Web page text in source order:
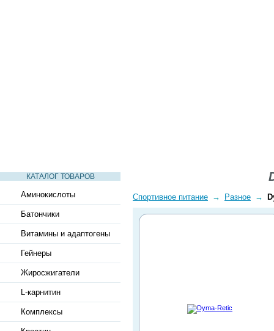
КАТАЛОГ ТОВАРОВ
Аминокислоты
Батончики
Витамины и адаптогены
Гейнеры
Жиросжигатели
L-карнитин
Комплексы
Спортивное питание → Разное →